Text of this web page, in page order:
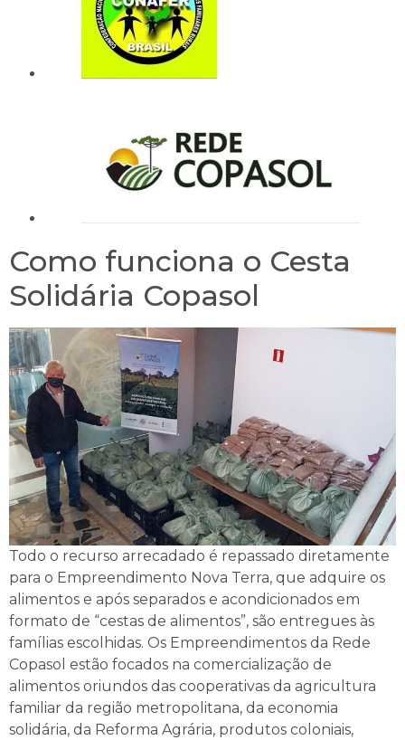
Como funciona o Cesta
Solidária Copasol
Todo o recurso arrecadado é repassado diretamente
para o Empreendimento Nova Terra, que adquire os
alimentos e após separados e acondicionados em
formato de “cestas de alimentos”, são entregues às
famílias escolhidas. Os Empreendimentos da Rede
Copasol estão focados na comercialização de
alimentos oriundos das cooperativas da agricultura
familiar da região metropolitana, da economia
solidária, da Reforma Agrária, produtos coloniais,